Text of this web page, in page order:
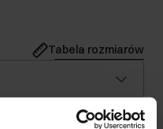
Tabela rozmiarów